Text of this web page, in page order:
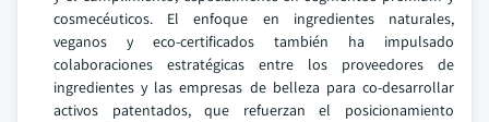
cosmecéuticos. El enfoque en ingredientes naturales,
veganos y eco-certificados también ha impulsado
colaboraciones estratégicas entre los proveedores de
ingredientes y las empresas de belleza para co-desarrollar
activos patentados, que refuerzan el posicionamiento